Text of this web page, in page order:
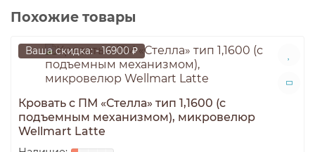
Похожие товары
Ваша скидка: - 16900 ₽
Кровать с ПМ «Стелла» тип 1,1600 (с
подъемным механизмом), микровелюр
Wellmart Latte